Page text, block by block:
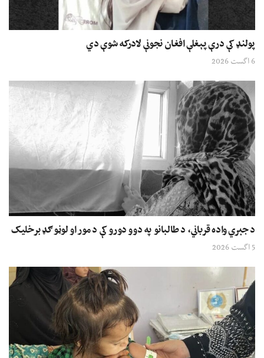
پولنډ کې درې پېغلې افغان نجونې لادرکه شوې دي
6 اگست 2026
د جبري واده قرباني، د طالبانو په دوو دورو کې د مور او لوڼو ګډ برخلیک
5 اگست 2026